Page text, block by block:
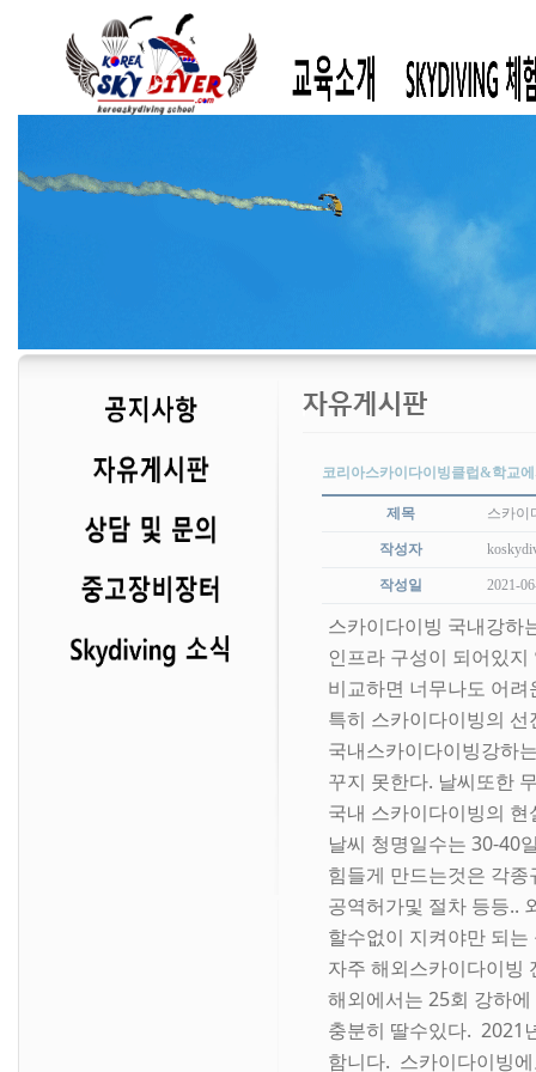
코리아스카이다이빙클럽&학교
제목 스카이
작성자
작성일 2021-
스카이다이빙 국내강하
인프라 구성이 되어있
비교하면 너무나도 어려
특히 스카이다이빙의
국내스카이다이빙강하
꾸지 못한다. 날씨또한
국내 스카이다이빙의
날씨 청명일수는 30-40
힘들게 만드는것은 각
공역허가및 절차 등등..
할수없이 지켜야만 되
자주 해외스카이다이빙
해외에서는 25회 강하
충분히 딸수있다. 2021
함니다. 스카이다이빙